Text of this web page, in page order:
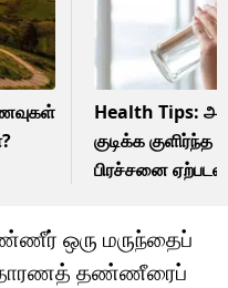
Health Tips:
குடிக்க குளிர்ந்த
பிரச்சனை
ஒரு மருந்தைப்
தண்ணீரைப்